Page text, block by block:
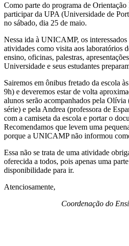
Como parte do programa de
participar da UPA (Universidade de
no sábado, dia 25 de maio.
Nessa ida à UNICAMP, os
atividades como visita aos laboratórios
ensino, oficinas, palestras,
Universidade e seus estudantes
Sairemos em ônibus fretado da escola
9h) e deveremos estar de volta
alunos serão acompanhados pela Olívia
série) e pela Andrea (professora de
com a camiseta da escola e portar o
Recomendamos que levem uma
porque a UNICAMP não informou
Essa não se trata de uma atividade
oferecida a todos, pois apenas uma
disponibilidade para ir.
Atenciosamente,
Coordenação do